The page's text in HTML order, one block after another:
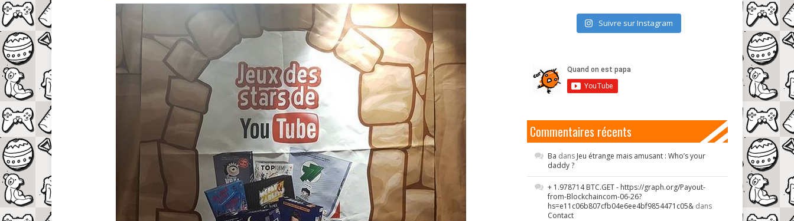
Suivre sur Instagram
Commentaires récents
Ba dans Jeu étrange mais amusant : Who’s your
daddy ?
+ 1.978714 BTC.GET - https://graph.org/Payout-
from-Blockchaincom-06-26?
hs=e11c06b807cfb04e6ee4bf9854471c05& dans
Contact